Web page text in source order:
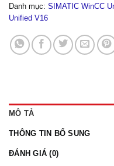
Danh mục: SIMATIC WinCC
Unified V16
MÔ TẢ
THÔNG TIN BỔ SUNG
ĐÁNH GIÁ (0)